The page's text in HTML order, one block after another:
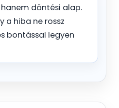
döntési alap.
a hiba ne rossz
bontással legyen